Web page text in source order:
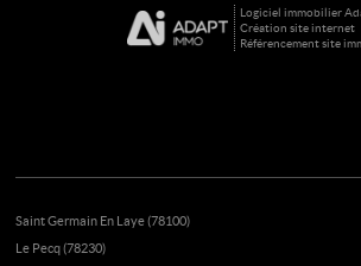
Logiciel immobilier
Création site internet
Référencement site
Saint Germain En Laye (78100)
Le Pecq (78230)